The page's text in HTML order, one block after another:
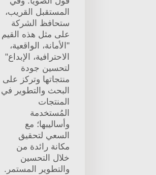
المستقبل القريب،
ستحافظ الشركة
على مثل هذه القيم
"الأمانة، الواقعية،
الاحترافية، الإبداع"
لتحسين جودة
منتجاتها وتركز على
البحث والتطوير في
المنتجات
المُستخدمة
وأساليبها؛ مع
السعي لتحقيق
مكانة رائدة من
خلال التحسين
والتطوير المستمر.